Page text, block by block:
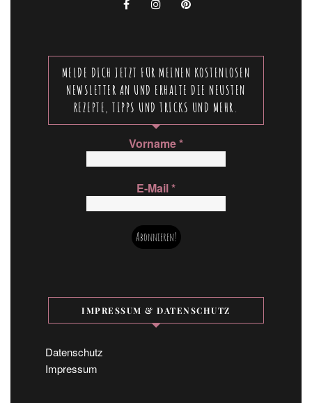
MELDE DICH JETZT FÜR MEINEN KOSTENLOSEN
NEWSLETTER AN UND ERHALTE DIE NEUSTEN
REZEPTE, TIPPS UND TRICKS UND MEHR.
Vorname*
E-Mail*
IMPRESSUM & DATENSCHUTZ
Datenschutz
Impressum